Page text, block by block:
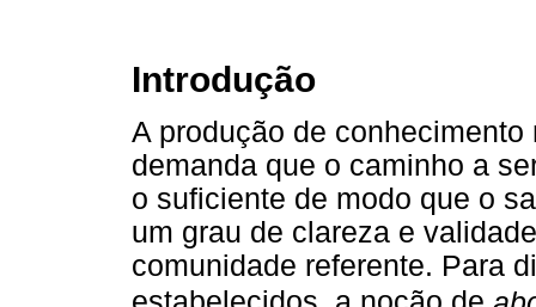
Introdução
A produção de
demanda que o caminho a
o suficiente de modo que o
um grau de clareza e
comunidade referente. Para